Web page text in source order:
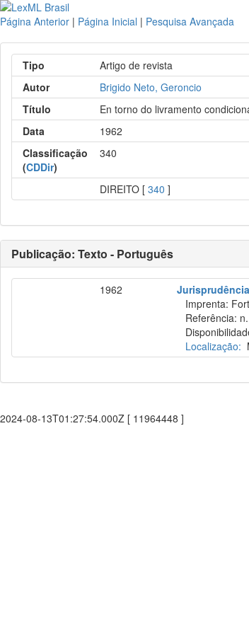
Página Anterior | Página Inicial | Pesquisa Avançada
Tipo
Artigo de revista
Autor
Brigido Neto, Geroncio
Título
En torno do livramento
Data
1962
Classificação
(CDDir)
340
DIREITO [340 ]
Publicação: Texto - Português
1962
Imprenta:
Referência:
Localização:
2024-08-13T01:27:54.000Z [ 11964448 ]